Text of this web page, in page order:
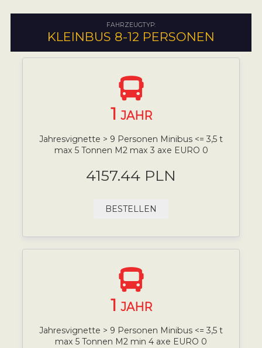
FAHRZEUGTYP:
KLEINBUS 8-12 PERSONEN
1 JAHR
Jahresvignette > 9 Personen Minibus <= 3,5 t
max 5 Tonnen M2 max 3 axe EURO 0
4157.44 PLN
BESTELLEN
1 JAHR
Jahresvignette > 9 Personen Minibus <= 3,5 t
max 5 Tonnen M2 min 4 axe EURO 0